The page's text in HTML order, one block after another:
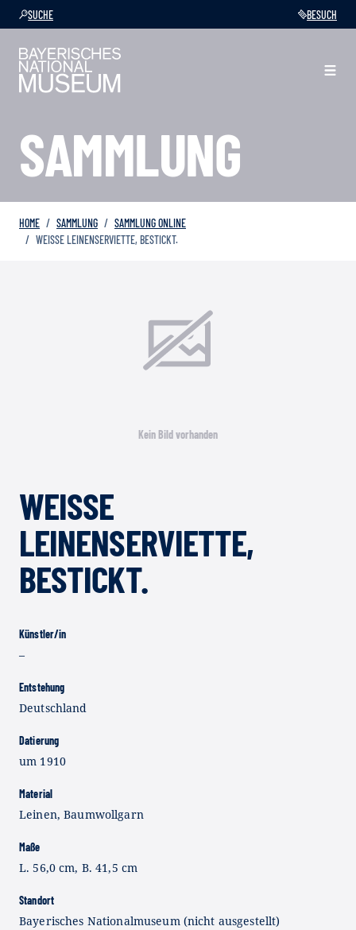
SUCHE BESUCH
SAMMLUNG
HOME SAMMLUNG
SAMMLUNG ONLINE
WEISSE LEINENSERVIETTE, BESTICKT.
Kein Bild vorhanden
WEISSE L
EINENSERVIETTE, B
ESTICKT.
Künstler/in
–
Entstehung
Deutschland
Datierung
um 1910
Material
Leinen, Baumwollgarn
Maße
L. 56,0 cm, B. 41,5 cm
Standort
Bayerisches Nationalmuseum (nicht ausgestellt)